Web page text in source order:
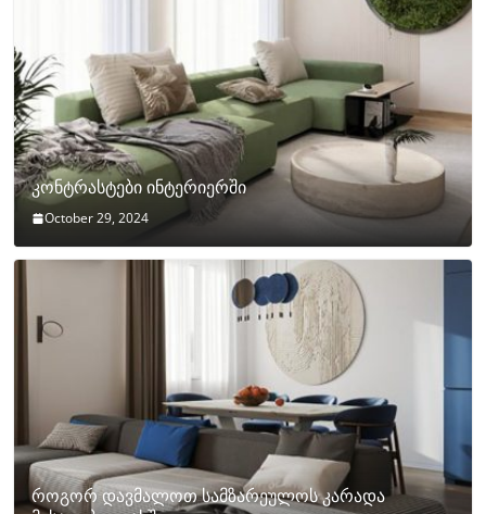
კონტრასტები ინტერიერში
October 29, 2024
როგორ დავმალოთ სამზარეულოს კარადა